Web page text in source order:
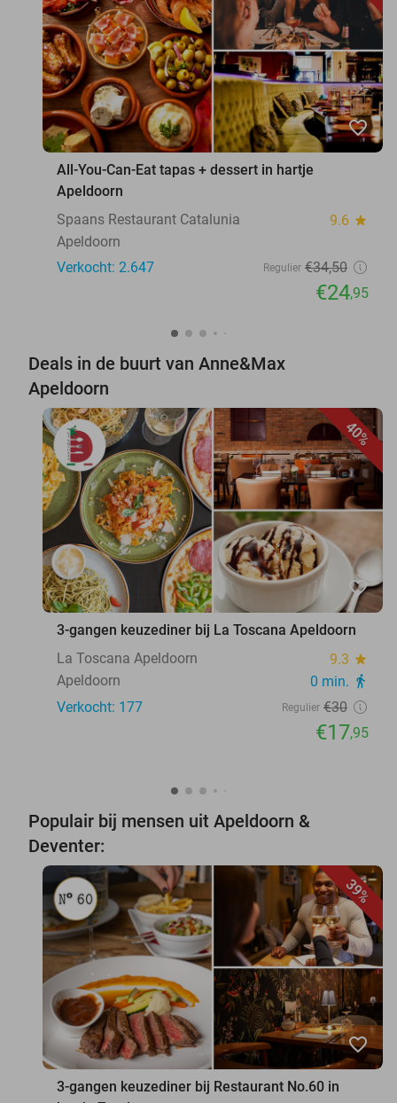
favorite_border
All-You-Can-Eat tapas + dessert in hartje
Apeldoorn
Spaans Restaurant Catalunia
9.6 star
Apeldoorn
Verkocht: 2.647
Regulier €34,50
€24,95
Deals in de buurt van Anne&Max
Apeldoorn
40%
favorite_border
3-gangen keuzediner bij La Toscana Apeldoorn
La Toscana Apeldoorn
9.3 star
Apeldoorn 0 min. directions_walk
Verkocht: 177 Regulier €30
€17,95
Populair bij mensen uit Apeldoorn &
Deventer:
39%
favorite_border
3-gangen keuzediner bij Restaurant No.60 in